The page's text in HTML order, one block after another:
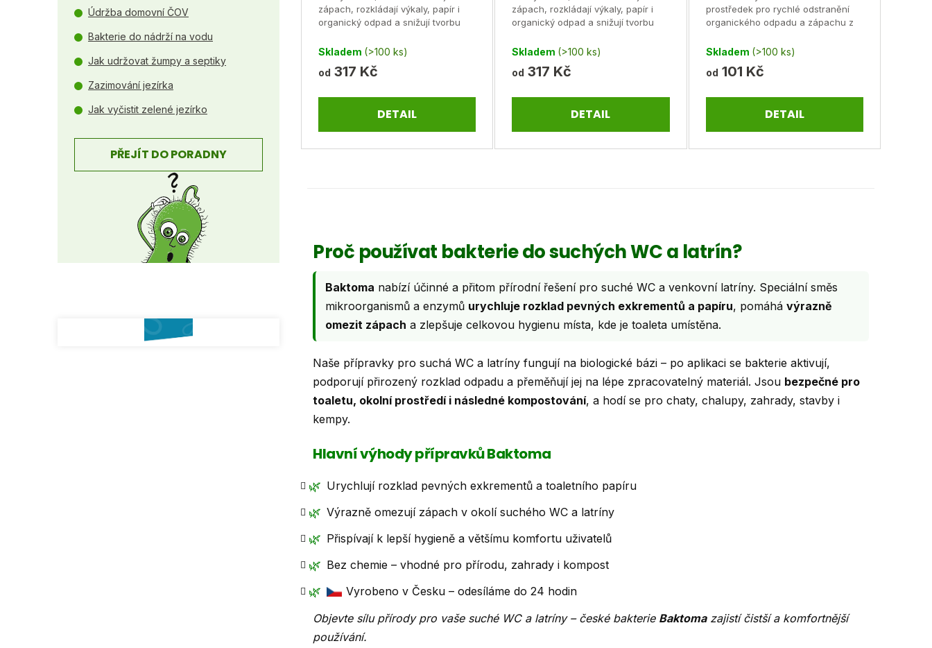
Údržba domovní ČOV
Bakterie do nádrží na vodu
Jak udržovat žumpy a septiky
Zazimování jezírka
Jak vyčistit zelené jezírko
PŘEJÍT DO PORADNY
ů
k
ů
Skladem (>100 ks)
od 317 Kč
DETAIL
zápach, rozkládají výkaly, papír i
organický odpad a snižují tvorbu
z
hvězdiček.
Skladem (>100 ks)
od 317 Kč
DETAIL
zápach, rozkládají výkaly, papír i
organický odpad a snižují tvorbu
z
hvězdiček.
Skladem (>100 ks)
od 101 Kč
DETAIL
prostředek pro rychlé odstranění
organického odpadu a zápachu z
á
d
a
c
í
r
v
k
p
i
s
u
Proč používat bakterie do suchých WC a latrín?
Baktoma nabízí účinné a přitom přírodní řešení pro suché WC a venkovní latríny. Speciální směs
mikroorganismů a enzymů urychluje rozklad pevných exkrementů a papíru, pomáhá výrazně
omezit zápach a zlepšuje celkovou hygienu místa, kde je toaleta umístěna.
Naše přípravky pro suchá WC a latríny fungují na biologické bázi – po aplikaci se bakterie aktivují,
podporují přirozený rozklad odpadu a přeměňují jej na lépe zpracovatelný materiál. Jsou bezpečné pro
toaletu, okolní prostředí i následné kompostování, a hodí se pro chaty, chalupy, zahrady, stavby i
kempy.
Hlavní výhody přípravků Baktoma
🌿 Urychlují rozklad pevných exkrementů a toaletního papíru
🌿 Výrazně omezují zápach v okolí suchého WC a latríny
🌿 Přispívají k lepší hygieně a většímu komfortu uživatelů
🌿 Bez chemie – vhodné pro přírodu, zahrady i kompost
🌿
Vyrobeno v Česku – odesíláme do 24 hodin
Objevte sílu přírody pro vaše suché WC a latríny – české bakterie Baktomazajistí čistší a komfortnější
používání.